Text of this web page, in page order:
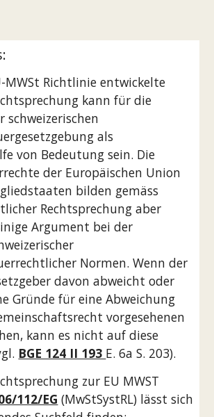
MWSt Richtlinie entwickelte
kann für die
schweizerischen
als
von Bedeutung sein. Die
der Europäischen Union
bilden gemäss
Rechtsprechung aber
Argument bei der
Normen. Wenn der
davon abweicht oder
Gründe für eine Abweichung
vorgesehenen
kann es nicht auf diese
BGE 124 II 193 E. 6a S. 203).
112/EG (MwStSystRL) lässt sich